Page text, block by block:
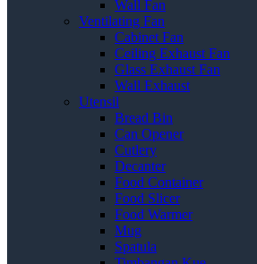
Wall Fan
Ventilating Fan
Cabinet Fan
Ceiling Exhaust Fan
Glass Exhaust Fan
Wall Exhaust
Utensil
Bread Bin
Can Opener
Cutlery
Decanter
Food Container
Food Slicer
Food Warmer
Mug
Spatula